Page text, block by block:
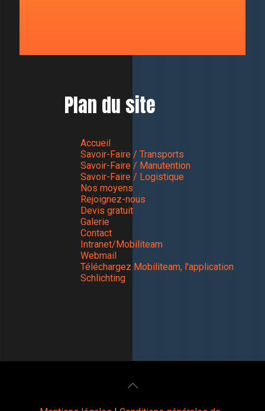
Plan du site
Accueil
Savoir-Faire / Transports
Savoir-Faire / Manutention
Savoir-Faire / Logistique
Nos moyens
Rejoignez-nous
Devis gratuit
Galerie
Contact
Intranet/Mobiliteam
Webmail
Téléchargez Mobiliteam, l'application
Schlichting